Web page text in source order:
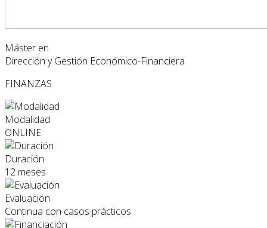
Máster en
Dirección y Gestión Económico-Financiera
FINANZAS
Modalidad
ONLINE
Duración
12 meses
Evaluación
Continua con casos prácticos